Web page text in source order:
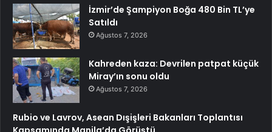
İzmir’de Şampiyon Boğa 480 Bin TL’ye
Satıldı
Ağustos 7, 2026
Kahreden kaza: Devrilen patpat küçük
Miray’ın sonu oldu
Ağustos 7, 2026
Rubio ve Lavrov, Asean Dışişleri Bakanları Toplantısı